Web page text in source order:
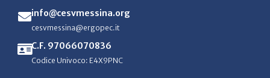
info@cesvmessina.org
cesvmessina@ergopec.it
C.F. 97066070836
Codice Univoco: E4X9PNC